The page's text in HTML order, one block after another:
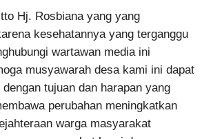
Hj. Rosbiana yang yang
kesehatannya yang terganggu
wartawan media ini
musyawarah desa kami ini dapat
tujuan dan harapan yang
perubahan meningkatkan
warga masyarakat